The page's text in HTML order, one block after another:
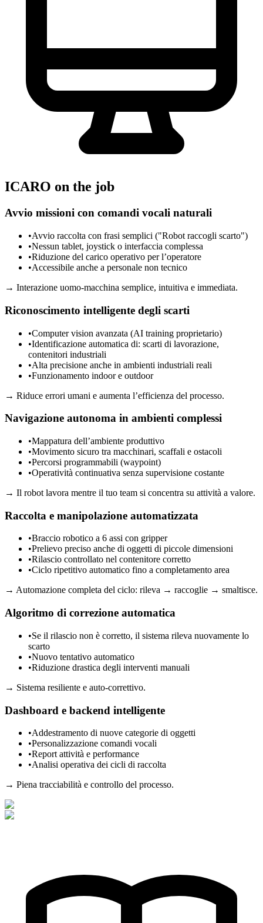
ICARO on the job
Avvio missioni con comandi vocali naturali
•Avvio raccolta con frasi semplici ("Robot raccogli scarto")
•Nessun tablet, joystick o interfaccia complessa
•Riduzione del carico operativo per l’operatore
•Accessibile anche a personale non tecnico
→ Interazione uomo-macchina semplice, intuitiva e immediata.
Riconoscimento intelligente degli scarti
•Computer vision avanzata (AI training proprietario)
•Identificazione automatica di: scarti di lavorazione,
contenitori industriali
•Alta precisione anche in ambienti industriali reali
•Funzionamento indoor e outdoor
→ Riduce errori umani e aumenta l’efficienza del processo.
Navigazione autonoma in ambienti complessi
•Mappatura dell’ambiente produttivo
•Movimento sicuro tra macchinari, scaffali e ostacoli
•Percorsi programmabili (waypoint)
•Operatività continuativa senza supervisione costante
→ Il robot lavora mentre il tuo team si concentra su attività a valore.
Raccolta e manipolazione automatizzata
•Braccio robotico a 6 assi con gripper
•Prelievo preciso anche di oggetti di piccole dimensioni
•Rilascio controllato nel contenitore corretto
•Ciclo ripetitivo automatico fino a completamento area
→ Automazione completa del ciclo: rileva → raccoglie → smaltisce.
Algoritmo di correzione automatica
•Se il rilascio non è corretto, il sistema rileva nuovamente lo
scarto
•Nuovo tentativo automatico
•Riduzione drastica degli interventi manuali
→ Sistema resiliente e auto-correttivo.
Dashboard e backend intelligente
•Addestramento di nuove categorie di oggetti
•Personalizzazione comandi vocali
•Report attività e performance
•Analisi operativa dei cicli di raccolta
→ Piena tracciabilità e controllo del processo.